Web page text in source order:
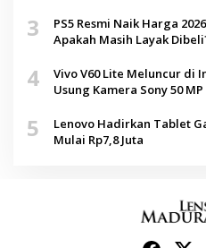
3
PS5 Resmi Naik Harga
Apakah Masih Layak
4
Vivo V60 Lite Meluncur di
Usung Kamera Sony 50 MP
5
Lenovo Hadirkan Tablet
Mulai Rp7,8 Juta